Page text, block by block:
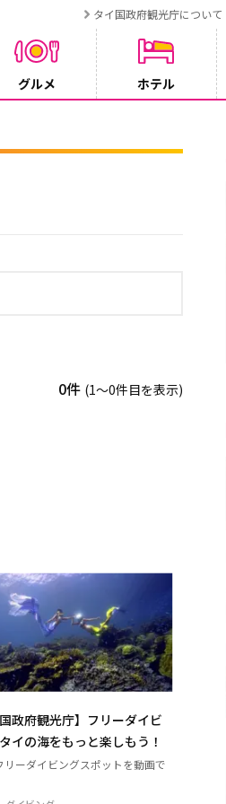
タイ国政府観光庁について
グルメ ホテル
0件 (1〜0件目を表示)
国政府観光庁】フリーダイビ
イの海をもっと楽しもう！
リーダイビングスポットを動画で